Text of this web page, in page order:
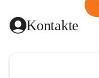
Kontakte